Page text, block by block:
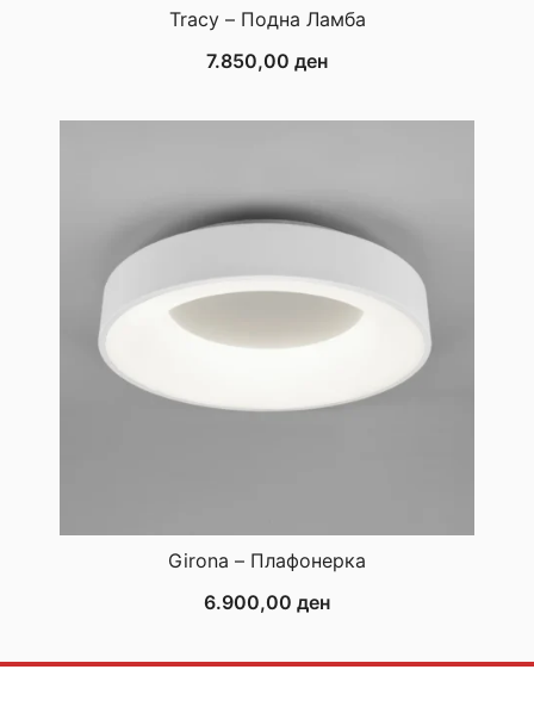
Tracy – Подна Ламба
7.850,00 ден
Girona – Плафонерка
6.900,00 ден